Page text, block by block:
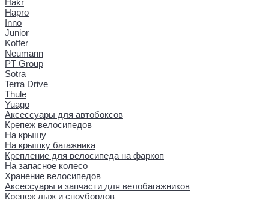
Hapro
Inno
Junior
Koffer
Neumann
PT Group
Sotra
Terra Drive
Thule
Yuago
Аксессуары для автобоксов
Крепеж велосипедов
На крышу
На крышку багажника
Крепление для велосипеда на фаркоп
На запасное колесо
Хранение велосипедов
Аксессуары и запчасти для велобагажников
Крепеж лыж и сноубордов